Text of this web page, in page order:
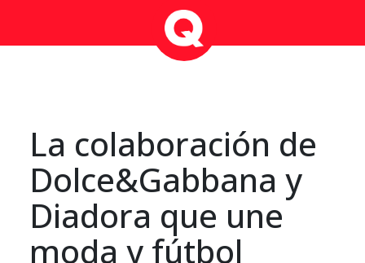
La colaboración de
Dolce&Gabbana y
Diadora que une
moda y fútbol